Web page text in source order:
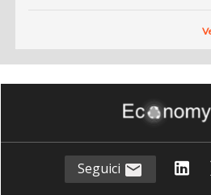
Seguici